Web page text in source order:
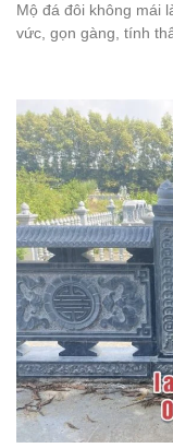
Mộ đá đôi không mái
vức, gọn gàng, tính